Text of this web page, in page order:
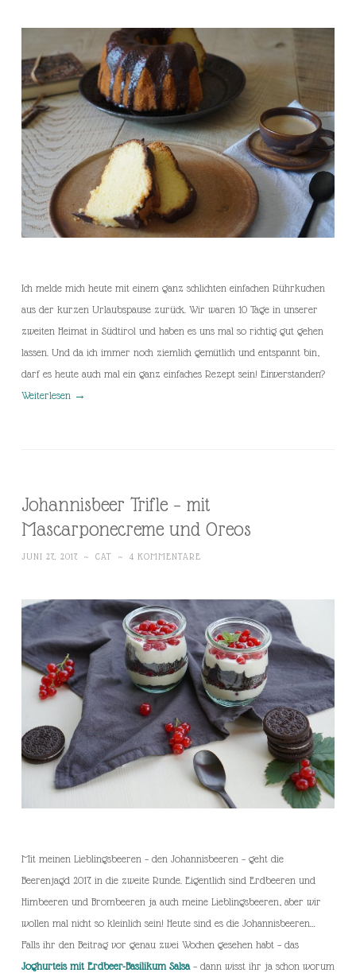
Ich melde mich heute mit einem ganz schlichten einfachen Rührkuchen
aus der kurzen Urlaubspause zurück. Wir waren 10 Tage in unserer
zweiten Heimat in Südtirol und haben es uns mal so richtig gut gehen
lassen. Und da ich immer noch ziemlich gemütlich und entspannt bin,
darf es heute auch mal ein ganz einfaches Rezept sein! Einverstanden?
Weiterlesen →
Johannisbeer Trifle – mit
Mascarponecreme und Oreos
JUNI 27, 2017 ~ CAT ~ 4 KOMMENTARE
Mit meinen Lieblingsbeeren – den Johannisbeeren – geht die
Beerenjagd 2017 in die zweite Runde. Eigentlich sind Erdbeeren und
Himbeeren und Brombeeren ja auch meine Lieblingsbeeren, aber wir
wollen mal nicht so kleinlich sein! Heute sind es die Johannisbeeren…
Falls ihr den Beitrag vor genau zwei Wochen gesehen habt – das
Joghurteis mit Erdbeer-Basilikum Salsa – dann wisst ihr ja schon worum